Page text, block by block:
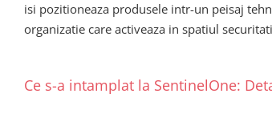
isi pozitioneaza produsele intr-un peisaj
organizatie care activeaza in spatiul
Ce s-a intamplat la SentinelOne: